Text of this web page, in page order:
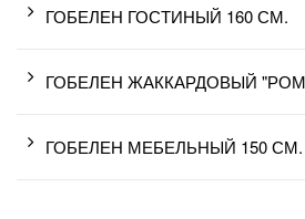
ГОБЕЛЕН ГОСТИНЫЙ 160 СМ.
ГОБЕЛЕН ЖАККАРДОВЫЙ
ГОБЕЛЕН МЕБЕЛЬНЫЙ 150 СМ.